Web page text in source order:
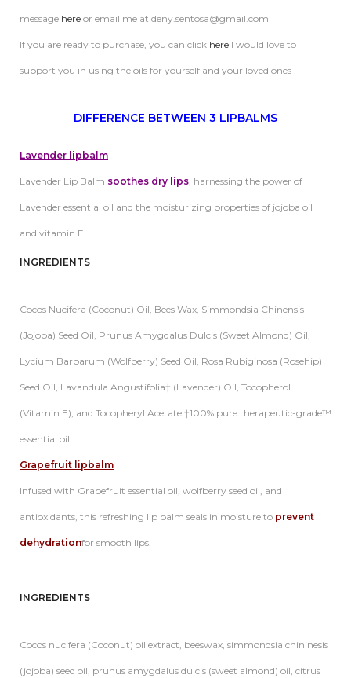
message here or email me at deny.sentosa@gmail.com
If you are ready to purchase, you can click here I would love to
support you in using the oils for yourself and your loved ones
DIFFERENCE BETWEEN 3 LIPBALMS
Lavender lipbalm
Lavender Lip Balm soothes dry lips, harnessing the power of
Lavender essential oil and the moisturizing properties of jojoba oil
and vitamin E.
INGREDIENTS
Cocos Nucifera (Coconut) Oil, Bees Wax, Simmondsia Chinensis
(Jojoba) Seed Oil, Prunus Amygdalus Dulcis (Sweet Almond) Oil,
Lycium Barbarum (Wolfberry) Seed Oil, Rosa Rubiginosa (Rosehip)
Seed Oil, Lavandula Angustifolia† (Lavender) Oil, Tocopherol
(Vitamin E), and Tocopheryl Acetate.†100% pure therapeutic-grade™
essential oil
Grapefruit lipbalm
Infused with Grapefruit essential oil, wolfberry seed oil, and
antioxidants, this refreshing lip balm seals in moisture to prevent
dehydrationfor smooth lips.
INGREDIENTS
Cocos nucifera (Coconut) oil extract, beeswax, simmondsia chininesis
(jojoba) seed oil, prunus amygdalus dulcis (sweet almond) oil, citrus